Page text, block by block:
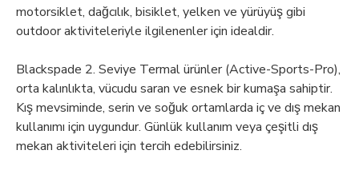
motorsiklet, dağcılık, bisiklet, yelken ve yürüyüş gibi
outdoor aktiviteleriyle ilgilenenler için idealdir.
Blackspade 2. Seviye Termal ürünler (Active-Sports-Pro),
orta kalınlıkta, vücudu saran ve esnek bir kumaşa sahiptir.
Kış mevsiminde, serin ve soğuk ortamlarda iç ve dış mekan
kullanımı için uygundur. Günlük kullanım veya çeşitli dış
mekan aktiviteleri için tercih edebilirsiniz.